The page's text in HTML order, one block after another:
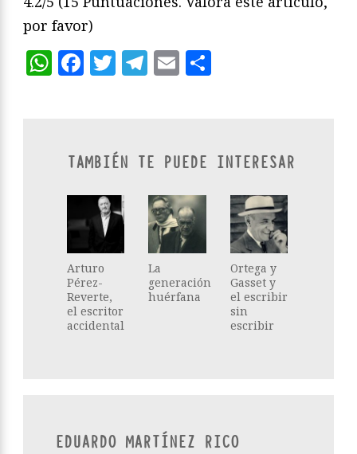
por favor)
WhatsApp
Facebook
Twitter
Telegram
Email
TAMBIÉN TE PUEDE INTERESAR
Arturo
Pérez-
Reverte,
el escritor
accidental
La
generación
huérfana
Ortega y
Gasset y
el escribir
sin
escribir
EDUARDO MARTÍNEZ RICO